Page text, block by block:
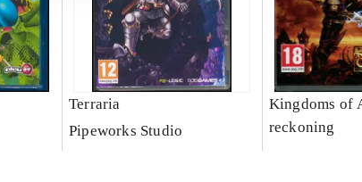
Terraria
Pipeworks Studio
Kingdoms of
reckoning